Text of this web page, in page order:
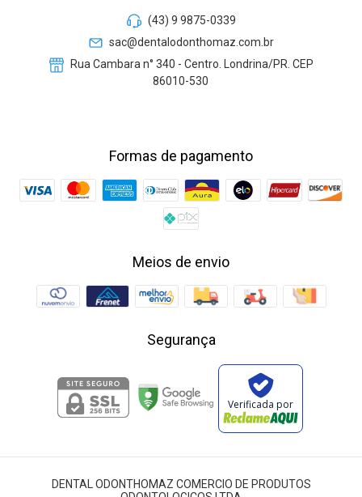
(43) 9 9875-0339
sac@dentalodonthomaz.com.br
Rua Cambara n° 340 - Centro. Londrina/PR. CEP
86010-530
Formas de pagamento
Meios de envio
Segurança
Verificada por
DENTAL ODONTHOMAZ COMERCIO DE PRODUTOS